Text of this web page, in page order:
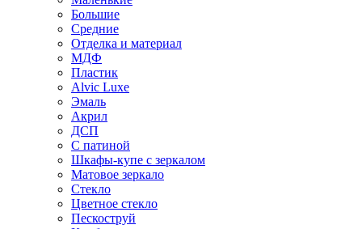
Большие
Средние
Отделка и материал
МДФ
Пластик
Alvic Luxe
Эмаль
Акрил
ДСП
С патиной
Шкафы-купе с зеркалом
Матовое зеркало
Стекло
Цветное стекло
Пескоструй